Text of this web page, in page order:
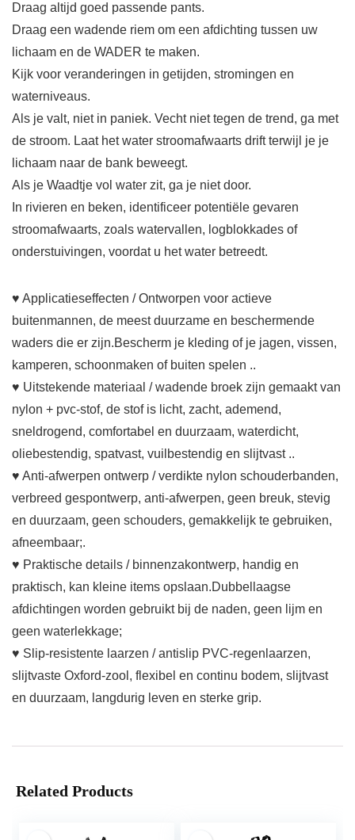
Draag altijd goed passende pants.
Draag een wadende riem om een ​​afdichting tussen uw
lichaam en de WADER te maken.
Kijk voor veranderingen in getijden, stromingen en
waterniveaus.
Als je valt, niet in paniek. Vecht niet tegen de trend, ga met
de stroom. Laat het water stroomafwaarts drift terwijl je je
lichaam naar de bank beweegt.
Als je Waadtje vol water zit, ga je niet door.
In rivieren en beken, identificeer potentiële gevaren
stroomafwaarts, zoals watervallen, logblokkades of
onderstuivingen, voordat u het water betreedt.
♥ Applicatieseffecten / Ontworpen voor actieve
buitenmannen, de meest duurzame en beschermende
waders die er zijn.Bescherm je kleding of je jagen, vissen,
kamperen, schoonmaken of buiten spelen ..
♥ Uitstekende materiaal / wadende broek zijn gemaakt van
nylon + pvc-stof, de stof is licht, zacht, ademend,
sneldrogend, comfortabel en duurzaam, waterdicht,
oliebestendig, spatvast, vuilbestendig en slijtvast ..
♥ Anti-afwerpen ontwerp / verdikte nylon schouderbanden,
verbreed gespontwerp, anti-afwerpen, geen breuk, stevig
en duurzaam, geen schouders, gemakkelijk te gebruiken,
afneembaar;.
♥ Praktische details / binnenzakontwerp, handig en
praktisch, kan kleine items opslaan.Dubbellaagse
afdichtingen worden gebruikt bij de naden, geen lijm en
geen waterlekkage;
♥ Slip-resistente laarzen / antislip PVC-regenlaarzen,
slijtvaste Oxford-zool, flexibel en continu bodem, slijtvast
en duurzaam, langdurig leven en sterke grip.
Related Products